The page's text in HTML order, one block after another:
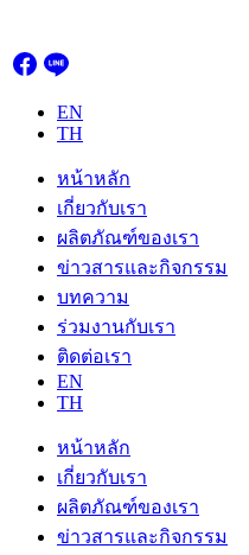
content
EN
TH
หน้าหลัก
เกี่ยวกับเรา
ผลิตภัณฑ์ของเรา
ข่าวสารและกิจกรรม
บทความ
ร่วมงานกับเรา
ติดต่อเรา
EN
TH
หน้าหลัก
เกี่ยวกับเรา
ผลิตภัณฑ์ของเรา
ข่าวสารและกิจกรรม